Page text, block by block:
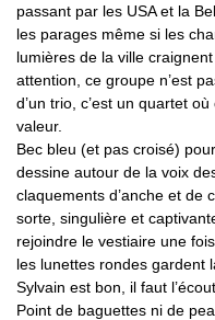
passant par les USA et la
les parages même si les
lumières de la ville
attention, ce groupe n’est
d’un trio, c’est un quartet
valeur.
Bec bleu (et pas croisé)
dessine autour de la voix
claquements d’anche et de
sorte, singulière et
rejoindre le vestiaire une
les lunettes rondes gardent
Sylvain est bon, il faut
Point de baguettes ni de